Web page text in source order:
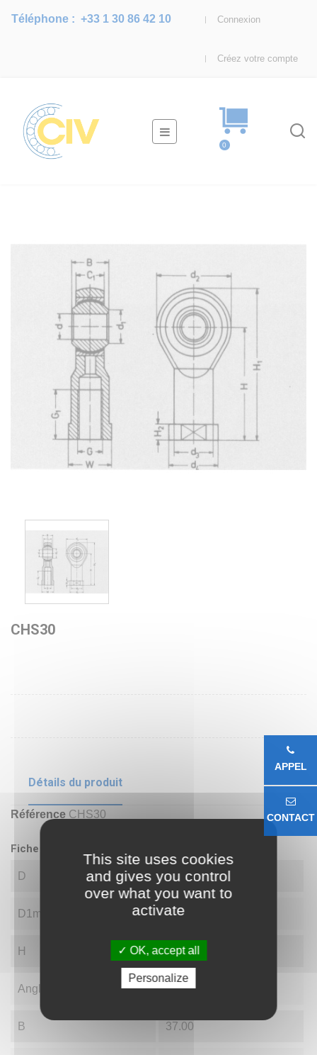
Connexion
Créez votre compte
Téléphone :+33 1 30 86 42 10
Basculer
la
☰
0
CHS30
Détails du produit
Référence CHS30
Fiche technique
D 30.00
D1min 34.80
H 110.00
Angle 17.00
B 37.00
APPEL
CONTACT
This site uses cookies
and gives you control
over what you want to
activate
OK, accept all
Personalize